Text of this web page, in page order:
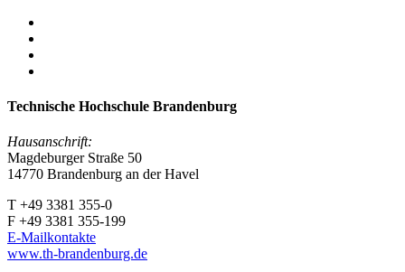
Technische Hochschule Brandenburg
Hausanschrift:
Magdeburger Straße 50
14770 Brandenburg an der Havel
T +49 3381 355-0
F +49 3381 355-199
E-Mailkontakte
www.th-brandenburg.de